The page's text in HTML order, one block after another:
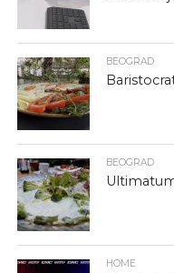
BEOGRAD
BEOGRAD
HOME